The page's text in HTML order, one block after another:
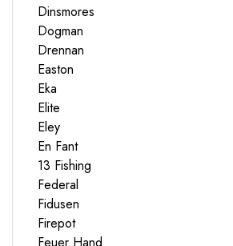
Dinsmores
Dogman
Drennan
Easton
Eka
Elite
Eley
En Fant
13 Fishing
Federal
Fidusen
Firepot
Feuer Hand